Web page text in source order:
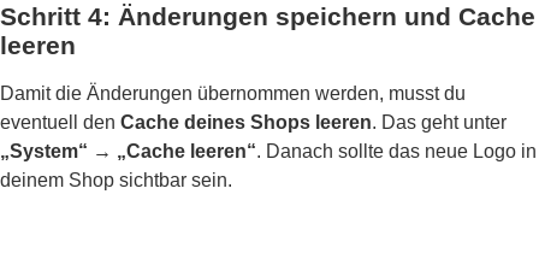
Schritt 4: Änderungen speichern und Cache
leeren
Damit die Änderungen übernommen werden, musst du
eventuell den Cache deines Shops leeren. Das geht unter
„System“ → „Cache leeren“. Danach sollte das neue Logo in
deinem Shop sichtbar sein.